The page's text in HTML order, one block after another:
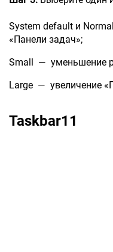
System default и
«Панели задач»;
Small — уменьшение
Large — увеличение
Taskbar11